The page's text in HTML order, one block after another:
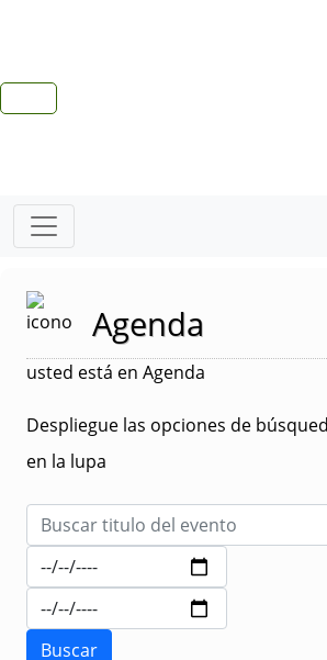
Agenda
usted está en Agenda
Despliegue las opciones de
en la lupa